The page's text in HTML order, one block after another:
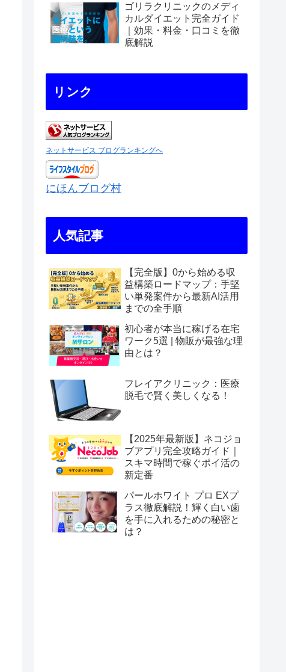
ゴリラクリニックのメディ
カルダイエット完全ガイド
｜効果・料金・口コミを徹
底解説
リンク
ネットサービス ブログランキングへ
にほんブログ村
人気記事
【完全版】0から始める収
益構築ロードマップ：手堅
い単発案件から最新AI活用
までの全手順
初心者が本当に稼げる在宅
ワーク5選 | 物販が最強な理
由とは？
フレイアクリニック：医療
脱毛で賢く美しくなる！
【2025年最新版】ネコジョ
ブアプリ完全攻略ガイド｜
スキマ時間で稼ぐポイ活の
新定番
パールホワイト プロ EXプ
ラス徹底解説！輝く白い歯
を手に入れるための秘密と
は？